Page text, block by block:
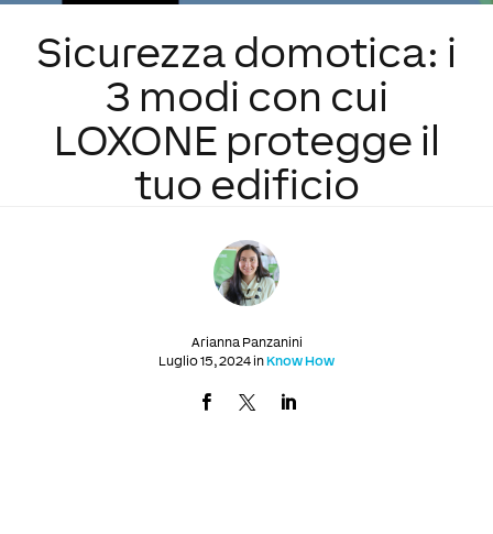
Sicurezza domotica: i
3 modi con cui
LOXONE protegge il
tuo edificio
Arianna Panzanini
Luglio 15, 2024 inKnow How